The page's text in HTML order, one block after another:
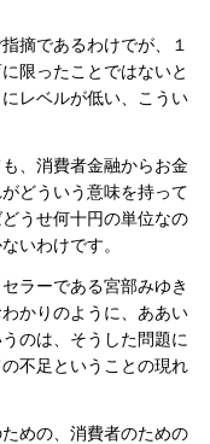
摘であるわけでが、１
限ったことではないと
レベルが低い、こうい
、消費者金融からお金
どういう意味を持って
うせ何十円の単位なの
いわけです。
ラーである宮部みゆき
かりのように、ああい
のは、そうした問題に
不足ということの現れ
めの、消費者のための